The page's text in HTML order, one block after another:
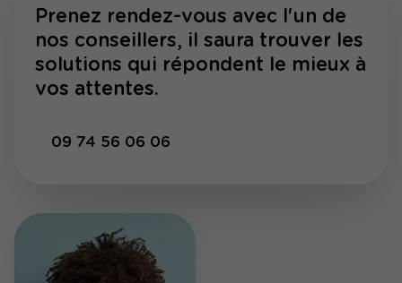
Prenez rendez-vous avec l'un de
nos conseillers, il saura trouver les
solutions qui répondent le mieux à
vos attentes.
09 74 56 06 06